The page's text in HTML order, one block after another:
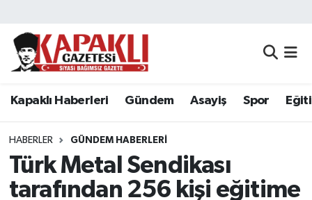
Kapaklı Haberleri Gündem Asayiş Spor
HABERLER GÜNDEM HABERLERI
Türk Metal Sendikası
tarafından 256 kişi eğitime
Kapaklı Haberleri
Asayiş
Spor
Eğitim
Tekirdağ Nöbetçi Eczaneler
Tekirdağ Namaz Vakitleri
Tekirdağ Trafik Yoğunluk Haritası
Süper Lig Puan Durumu ve Fikstür